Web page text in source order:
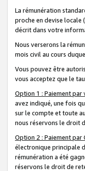
La rémunération
proche en devise locale
décrit dans votre
Nous verserons la
mois civil au cours
Vous pouvez être
vous acceptez que le
Option 1 : Paiement
avez indiqué, une fois
sur le compte et toute
nous réservons le droit
Option 2 : Paiement par
électronique principale
rémunération a été
réservons le droit de